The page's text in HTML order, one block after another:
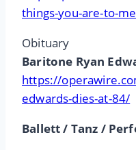
things-you-are-to-
Obituary
Baritone Ryan
https://
edwards-dies-at-84/
Ballett / Tanz /